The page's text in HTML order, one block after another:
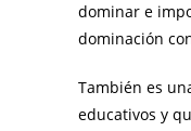
dominar e
dominación
También es
educativos y